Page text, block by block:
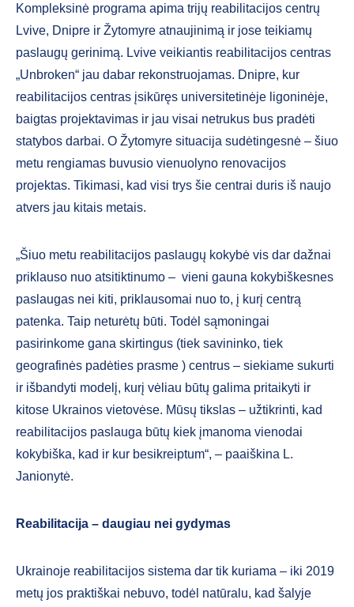
Kompleksinė programa apima trijų reabilitacijos centrų
Lvive, Dnipre ir Žytomyre atnaujinimą ir jose teikiamų
paslaugų gerinimą. Lvive veikiantis reabilitacijos centras
„Unbroken“ jau dabar rekonstruojamas. Dnipre, kur
reabilitacijos centras įsikūręs universitetinėje ligoninėje,
baigtas projektavimas ir jau visai netrukus bus pradėti
statybos darbai. O Žytomyre situacija sudėtingesnė – šiuo
metu rengiamas buvusio vienuolyno renovacijos
projektas. Tikimasi, kad visi trys šie centrai duris iš naujo
atvers jau kitais metais.
„Šiuo metu reabilitacijos paslaugų kokybė vis dar dažnai
priklauso nuo atsitiktinumo – vieni gauna kokybiškesnes
paslaugas nei kiti, priklausomai nuo to, į kurį centrą
patenka. Taip neturėtų būti. Todėl sąmoningai
pasirinkome gana skirtingus (tiek savininko, tiek
geografinės padėties prasme ) centrus – siekiame sukurti
ir išbandyti modelį, kurį vėliau būtų galima pritaikyti ir
kitose Ukrainos vietovėse. Mūsų tikslas – užtikrinti, kad
reabilitacijos paslauga būtų kiek įmanoma vienodai
kokybiška, kad ir kur besikreiptum“, – paaiškina L.
Janionytė.
Reabilitacija – daugiau nei gydymas
Ukrainoje reabilitacijos sistema dar tik kuriama – iki 2019
metų jos praktiškai nebuvo, todėl natūralu, kad šalyje